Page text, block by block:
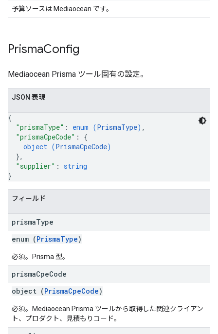
予算ソースは Mediaocean です。
PrismaConfig
Mediaocean Prisma ツール固有の設定。
JSON 表現
{
"prismaType" : enum (PrismaType) ,
"prismaCpeCode" : {
object (PrismaCpeCode)
},
"supplier" : string
}
フィールド
prismaType
enum (PrismaType)
必須。Prisma 型。
prismaCpeCode
object (PrismaCpeCode)
必須。Mediaocean Prisma ツールから取得した関連クライアン
ト、プロダクト、見積もりコード。